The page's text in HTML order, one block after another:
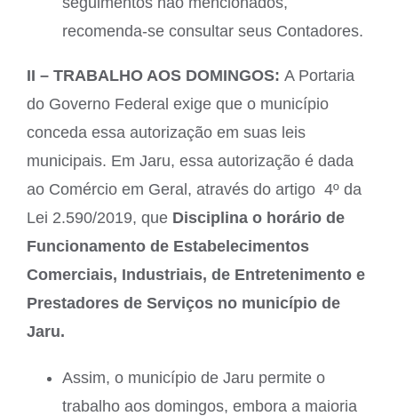
recomenda-se consultar seus Contadores.
II – TRABALHO AOS DOMINGOS: A Portaria
do Governo Federal exige que o município
conceda essa autorização em suas leis
municipais. Em Jaru, essa autorização é dada
ao Comércio em Geral, através do artigo 4º da
Lei 2.590/2019, que Disciplina o horário de
Funcionamento de Estabelecimentos
Comerciais, Industriais, de Entretenimento e
Prestadores de Serviços no município de
Jaru.
Assim, o município de Jaru permite o
trabalho aos domingos, embora a maioria